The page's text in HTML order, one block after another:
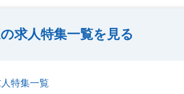
求人特集一覧を見る
特集一覧